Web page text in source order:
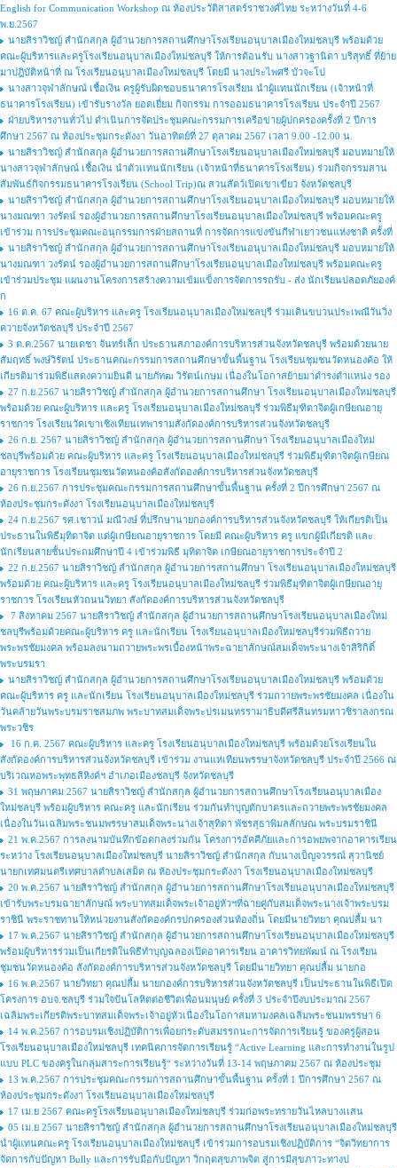
English for Communication Workshop ณ ห้องประวัติสาสตร์ราชวงศ์ไทย ระหว่างวันที่ 4-6
พ.ย.2567
นายสิราวิชญ์ สำนักสกุล ผู้อำนวยการสถานศึกษาโรงเรียนอนุบาลเมืองใหม่ชลบุรี พร้อมด้วย
คณะผู้บริหารและครูโรงเรียนอนุบาลเมืองใหม่ชลบุรี ให้การต้อนรับ นางสาวฐานิตา บริสุทธิ์ ที่ย้าย
มาปฎิบัติหน้าที่ ณ โรงเรียนอนุบาลเมืองใหม่ชลบุรี โดยมี นางประไพศรี บัวจะโป
นางสาวจุฬาลักษณ์ เชื้อเงิน ครูผู้รับผิดชอบธนาคารโรงเรียน นำผู้แทนนักเรียน (เจ้าหน้าที่
ธนาคารโรงเรียน) เข้ารับรางวัล ยอดเยี่ยม กิจกรรม การออมธนาคารโรงเรียน ประจำปี 2567
ฝ่ายบริหารงานทั่วไป ดำเนินการจัดประชุมคณะกรรมการเครือข่ายผู้ปกครองครั้งที่ 2 ปีการ
ศึกษา 2567 ณ ห้องประชุมกระดังงา วันอาทิตย์ที่ 27 ตุลาคม 2567 เวลา 9.00 -12.00 น.
นายสิราวิชญ์ สำนักสกุล ผู้อำนวยการสถานศึกษาโรงเรียนอนุบาลเมืองใหม่ชลบุรี มอบหมายให้
นางสาวจุฬาลักษณ์ เชื้อเงิน นำตัวเเทนนักเรียน (เจ้าหน้าที่ธนาคารโรงเรียน) ร่วมกิจกรรมสาน
สัมพันธ์กิจกรรมธนาคารโรงเรียน (School Trip)ณ สวนสัตว์เปิดเขาเขียว จังหวัดชลบุรี
นายสิราวิชญ์ สำนักสกุล ผู้อำนวยการสถานศึกษาโรงเรียนอนุบาลเมืองใหม่ชลบุรี มอบหมายให้
นางมณฑา วงรัตน์ รองผู้อำนวยการสถานศึกษาโรงเรียนอนุบาลเมืองใหม่ชลบุรี พร้อมคณะครู
เข้าร่วม การประชุมคณะอนุกรรมการฝ่ายสถานที่ การจัดการแข่งขันกีฬาเยาวชนแห่งชาติ ครั้งที่
นายสิราวิชญ์ สำนักสกุล ผู้อำนวยการสถานศึกษาโรงเรียนอนุบาลเมืองใหม่ชลบุรี มอบหมายให้
นางมณฑา วงรัตน์ รองผู้อำนวยการสถานศึกษาโรงเรียนอนุบาลเมืองใหม่ชลบุรี พร้อมคณะครู
เข้าร่วมประชุม แผนงานโครงการสร้างความเข้มแข็งการจัดการรถรับ - ส่ง นักเรียนปลอดภัยองค์
ก
16 ต.ค. 67 คณะผู้บริหาร และครู โรงเรียนอนุบาลเมืองใหม่ชลบุรี ร่วมเดินขบวนประเพณีวันวิ่ง
ควายจังหวัดชลบุรี ประจำปี 2567
3 ต.ค.2567 นายเดชา จันทร์เล็ก ประธานสภาองค์การบริหารส่วนจังหวัดชลบุรี พร้อมด้วยนาย
สัมฤทธิ์ พงษ์วิรัตน์ ประธานคณะกรรมการสถานศึกษาขั้นพื้นฐาน โรงเรียนชุมชนวัดหนองค้อ ให้
เกียรติมาร่วมพิธีแสดงความยินดี นายภัทฒ วิรัตน์เกษม เนื่องในโอกาสย้ายมาดำรงตำแหน่ง รอง
27 ก.ย.2567 นายสิราวิชญ์ สำนักสกุล ผู้อำนวยการสถานศึกษา โรงเรียนอนุบาลเมืองใหม่ชลบุรี
พร้อมด้วย คณะผู้บริหาร และครู โรงเรียนอนุบาลเมืองใหม่ชลบุรี ร่วมพิธีมุฑิตาจิตผู้เกษียณอายุ
ราชการ โรงเรียนวัดเขาเชิงเทียนเทพารามสังกัดองค์การบริหารส่วนจังหวัดชลบุรี
26 ก.ย. 2567 นายสิราวิชญ์ สำนักสกุล ผู้อำนวยการสถานศึกษา โรงเรียนอนุบาลเมืองใหม่
ชลบุรีพร้อมด้วย คณะผู้บริหาร และครู โรงเรียนอนุบาลเมืองใหม่ชลบุรี ร่วมพิธีมุฑิตาจิตผู้เกษียณ
อายุราชการ โรงเรียนชุมชนวัดหนองค้อสังกัดองค์การบริหารส่วนจังหวัดชลบุรี
26 ก.ย.2567 การประชุมคณะกรรมการสถานศึกษาขั้นพื้นฐาน ครั้งที่ 2 ปีการศึกษา 2567 ณ
ห้องประชุมกระดังงา โรงเรียนอนุบาลเมืองใหม่ชลบุรี
24 ก.ย.2567 รศ.เชาวน์ มณีวงษ์ ที่ปรึกษานายกองค์การบริหารส่วนจังหวัดชลบุรี ให้เกียรติเป็น
ประธานในพิธีมุทิตาจิต แด่ผู้เกษียณอายุราชการ โดยมี คณะผู้บริหาร ครู แขกผู้มีเกียรติ และ
นักเรียนสายชั้นประถมศึกษาปี 4 เข้าร่วมพิธี มุทิตาจิต เกษียณอายุราชการประจำปี 2
22 ก.ย.2567 นายสิราวิชญ์ สำนักสกุล ผู้อำนวยการสถานศึกษา โรงเรียนอนุบาลเมืองใหม่ชลบุรี
พร้อมด้วย คณะผู้บริหาร และครู โรงเรียนอนุบาลเมืองใหม่ชลบุรี ร่วมพิธีมุฑิตาจิตผู้เกษียณอายุ
ราชการ โรงเรียนหัวถนนวิทยา สังกัดองค์การบริหารส่วนจังหวัดชลบุรี
7 สิงหาคม 2567 นายสิราวิชญ์ สำนักสกุล ผู้อำนวยการสถานศึกษาโรงเรียนอนุบาลเมืองใหม่
ชลบุรีพร้อมด้วยคณะผู้บริหาร ครู และนักเรียน โรงเรียนอนุบาลเมืองใหม่ชลบุรีร่วมพิธีถวาย
พระพรชัยมงคล พร้อมลงนามถวายพระพรเบื้องหน้าพระฉายาลักษณ์สมเด็จพระนางเจ้าสิริกิติ์
พระบรมรา
นายสิราวิชญ์ สำนักสกุล ผู้อำนวยการสถานศึกษาโรงเรียนอนุบาลเมืองใหม่ชลบุรี พร้อมด้วย
คณะผู้บริหาร ครู และนักเรียน โรงเรียนอนุบาลเมืองใหม่ชลบุรี ร่วมถวายพระพรชัยมงคล เนื่องใน
วันคล้ายวันพระบรมราชสมภพ พระบาทสมเด็จพระปรเมนทรรามาธิบดีศรีสินทรมหาวชิราลงกรณ
พระวชิร
16 ก.ค. 2567 คณะผู้บริหาร และครู โรงเรียนอนุบาลเมืองใหม่ชลบุรี พร้อมด้วยโรงเรียนใน
สังกัดองค์การบริหารส่วนจังหวัดชลบุรี เข้าร่วม งานแห่เทียนพรรษาจังหวัดชลบุรี ประจำปี 2566 ณ
บริเวณหอพระพุทธสิหิงค์ฯ อำเภอเมืองชลบุรี จังหวัดชลบุรี
31 พฤษภาคม 2567 นายสิราวิชญ์ สำนักสกุล ผู้อำนวยการสถานศึกษาโรงเรียนอนุบาลเมือง
ใหม่ชลบุรี พร้อมผู้บริหาร คณะครู และนักเรียน ร่วมกันทำบุญตักบาตรและถวายพระพรชัยมงคล
เนื่องในวันเฉลิมพระชนมพรรษาสมเด็จพระนางเจ้าสุทิดา พัชรสุธาพิมลลักษณ พระบรมราชินี
21 พ.ค.2567 การลงนามบันทึกข้อตกลงร่วมกัน โครงการอัคคีภัยและการอพยพจากอาคารเรียน
ระหว่าง โรงเรียนอนุบาลเมืองใหม่ชลบุรี นายสิราวิชญ์ สำนักสกุล กับนางเบ็ญจวรรณ์ สุวานิชย์
นายกเทศมนตรีเทศบาลตำบลเสม็ด ณ ห้องประชุมกระดังงา โรงเรียนอนุบาลเมืองใหม่ชลบุรี
20 พ.ค.2567 นายสิราวิชญ์ สำนักสกุล ผู้อำนวยการสถานศึกษาโรงเรียนอนุบาลเมืองใหม่ชลบุรี
เข้ารับพระบรมฉายาลักษณ์ พระบาทสมเด็จพระเจ้าอยู่หัวฯที่ฉายคู่กับสมเด็จพระนางเจ้าพระบรม
ราชินี พระราชทานให้หน่วยงานสังกัดองค์กรปกครองส่วนท้องถิ่น โดยมีนายวิทยา คุณปลื้ม นา
17 พ.ค.2567 นายสิราวิชญ์ สำนักสกุล ผู้อำนวยการสถานศึกษาโรงเรียนอนุบาลเมืองใหม่ชลบุรี
พร้อมผู้บริหารร่วมเป็นเกียรติในพิธีทำบุญฉลองเปิดอาคารเรียน อาคารวิทยพัฒน์ ณ โรงเรียน
ชุมชนวัดหนองค้อ สังกัดองค์การบริหารส่วนจังหวัดชลบุรี โดยมีนายวิทยา คุณปลื้ม นายกอ
16 พ.ค.2567 นายวิทยา คุณปลื้ม นายกองค์การบริหารส่วนจังหวัดชลบุรี เป็นประธานในพิธีเปิด
โครงการ อบจ.ชลบุรี ร่วมใจปันโลหิตต่อชีวิตเพื่อนมนุษย์ ครั้งที่ 3 ประจำปีงบประมาณ 2567
เฉลิมพระเกียรติพระบาทสมเด็จพระเจ้าอยู่หัวเนื่องในโอกาสมหามงคลเฉลิมพระชนมพรรษา 6
14 พ.ค.2567 การอบรมเชิงปฏิบัติการเพื่อยกระดับสมรรถนะการจัดการเรียนรู้ ของครูผู้สอน
โรงเรียนอนุบาลเมืองใหม่ชลบุรี เทคนิคการจัดการเรียนรู้ “Active Learning และการทำงานในรูป
แบบ PLC ของครูในกลุ่มสาระการเรียนรู้“ ระหว่างวันที่ 13-14 พฤษภาคม 2567 ณ ห้องประชุม
13 พ.ค.2567 การประชุมคณะกรรมการสถานศึกษาขั้นพื้นฐาน ครั้งที่ 1 ปีการศึกษา 2567 ณ
ห้องประชุมกระดังงา โรงเรียนอนุบาลเมืองใหม่ชลบุรี
17 เม.ย 2567 คณะครูโรงเรียนอนุบาลเมืองใหม่ชลบุรี ร่วมก่อพระทรายวันไหลบางเเสน
05 เม.ย 2567 นายสิราวิชญ์ สำนักสกุล ผู้อำนวยการสถานศึกษาโรงเรียนอนุบาลเมืองใหม่ชลบุรี
นำผู้แทนคณะครู โรงเรียนอนุบาลเมืองใหม่ชลบุรี เข้าร่วมการอบรมเชิงปฏิบัติการ “จิตวิทยาการ
จัดการกับปัญหา Bully และการรับมือกับปัญหา วิกฤตสุขภาพจิต สู่การมีสุขภาวะทางป